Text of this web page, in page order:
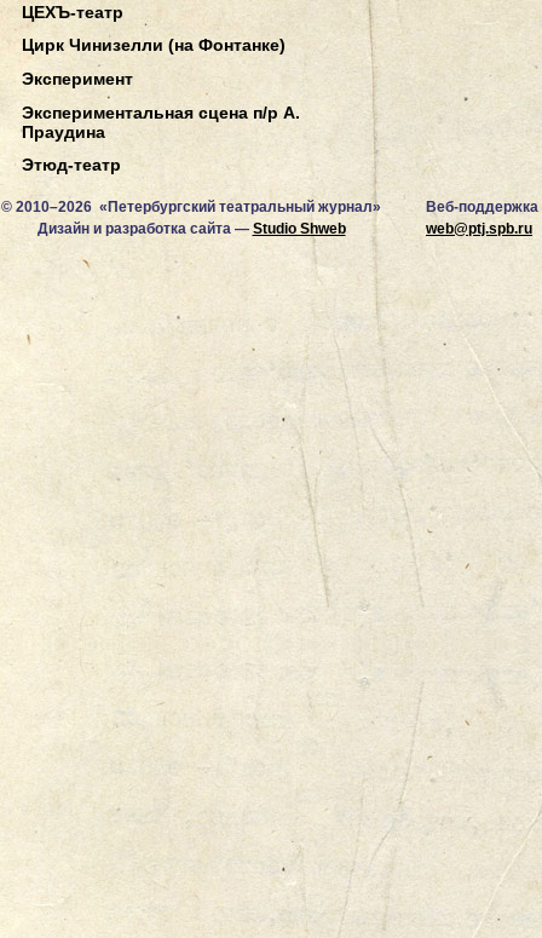
ЦЕХЪ-театр
Цирк Чинизелли (на Фонтанке)
Эксперимент
Экспериментальная сцена п/р А.
Праудина
Этюд-театр
© 2010–2026 «Петербургский театральный журнал»
Дизайн и разработка сайта — Studio Shweb
Веб-поддержка
web@ptj.spb.ru